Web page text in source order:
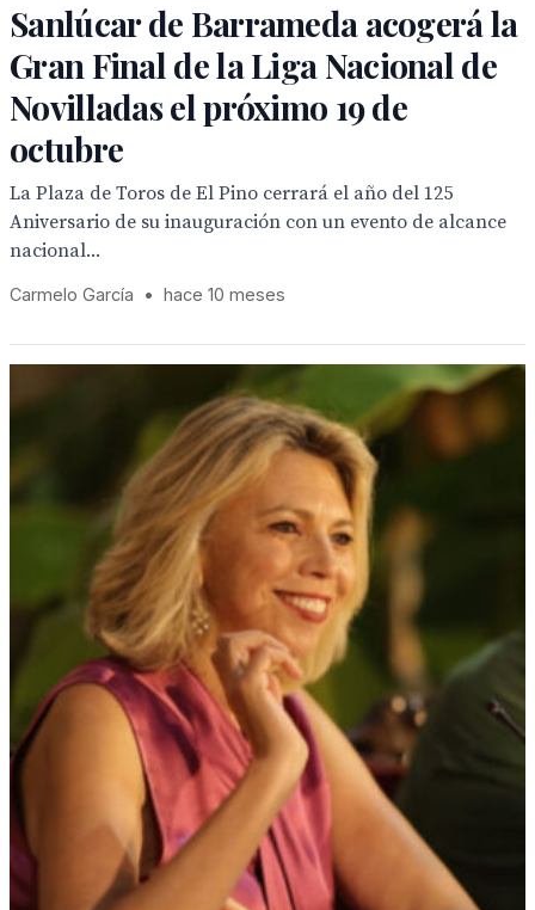
Sanlúcar de Barrameda acogerá la
Gran Final de la Liga Nacional de
Novilladas el próximo 19 de
octubre
La Plaza de Toros de El Pino cerrará el año del 125
Aniversario de su inauguración con un evento de alcance
nacional...
Carmelo García • hace 10 meses